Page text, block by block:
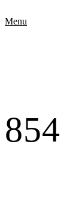
Menu
854